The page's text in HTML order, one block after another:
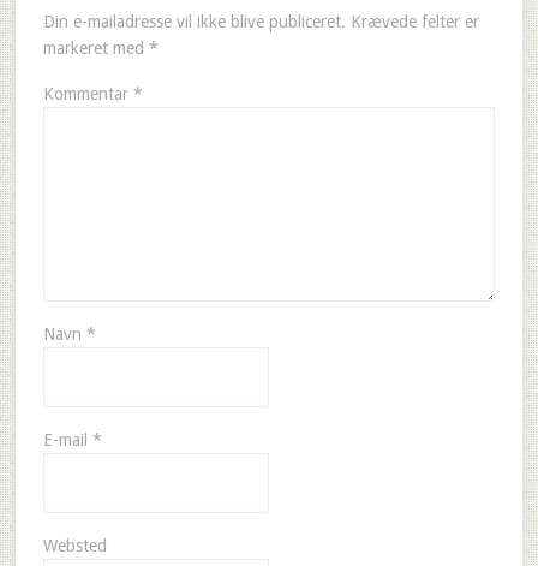
Din e-mailadresse vil ikke blive publiceret. Krævede felter er
markeret med *
Kommentar *
Navn *
E-mail *
Websted